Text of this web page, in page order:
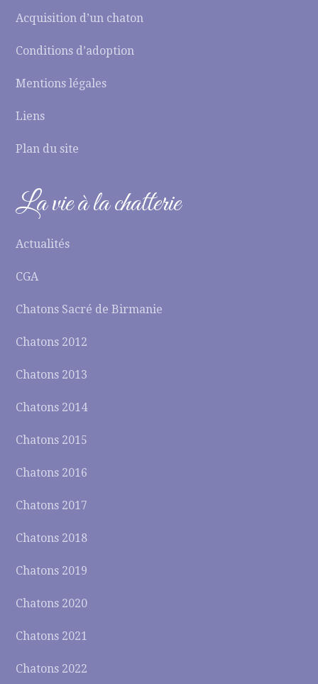
Acquisition d’un chaton
Conditions d’adoption
Mentions légales
Liens
Plan du site
La vie à la chatterie
Actualités
CGA
Chatons Sacré de Birmanie
Chatons 2012
Chatons 2013
Chatons 2014
Chatons 2015
Chatons 2016
Chatons 2017
Chatons 2018
Chatons 2019
Chatons 2020
Chatons 2021
Chatons 2022